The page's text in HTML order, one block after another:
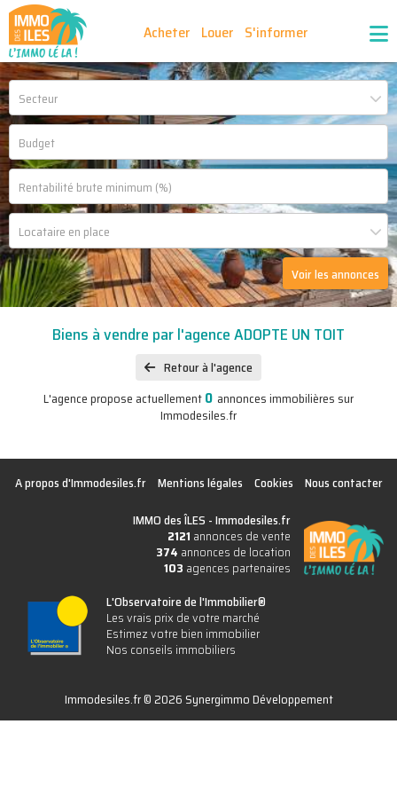
Acheter Louer S'informer
Nos outils Ma sélection d'annonces
Recrutement Partenaires
Secteur
Locataire en place
Voir les annonces
Biens à vendre par l'agence ADOPTE UN TOIT
Retour à l'agence
L'agence propose actuellement0 annonces immobilières sur
Immodesiles.fr
A propos d'Immodesiles.fr Mentions légales Cookies
Nous contacter
IMMO des ÎLES -Immodesiles.fr
2121 annonces de vente
374 annonces de location
103 agences partenaires
L'Observatoire de l'Immobilier®
Les vrais prix de votre marché
Estimez votre bien immobilier
Nos conseils immobiliers
Immodesiles.fr © 2026 Synergimmo Développement